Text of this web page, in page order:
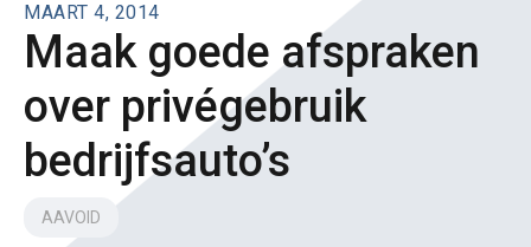
MAART 4, 2014
Maak goede afspraken
over privégebruik
bedrijfsauto’s
AAVOID